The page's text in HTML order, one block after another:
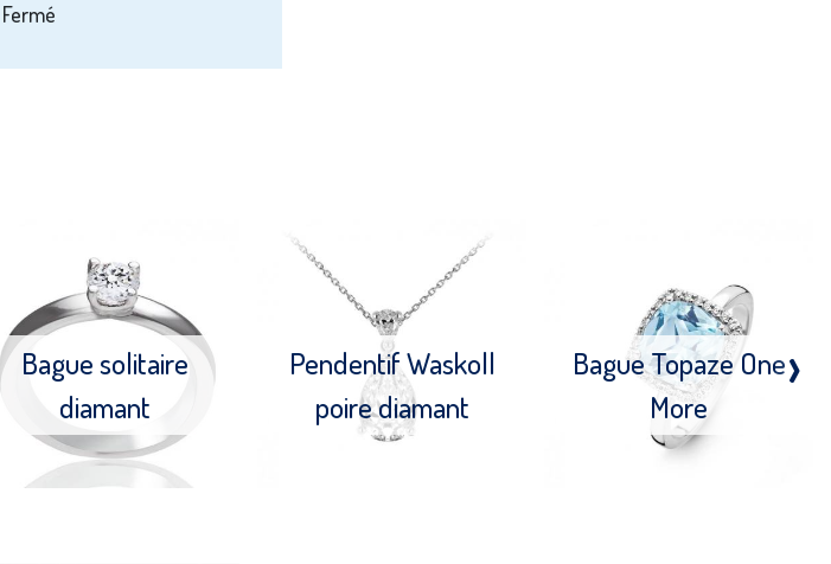
Fermé
Bague solitaire
diamant
Pendentif Waskoll
poire diamant
Bague Topaze One
More
›